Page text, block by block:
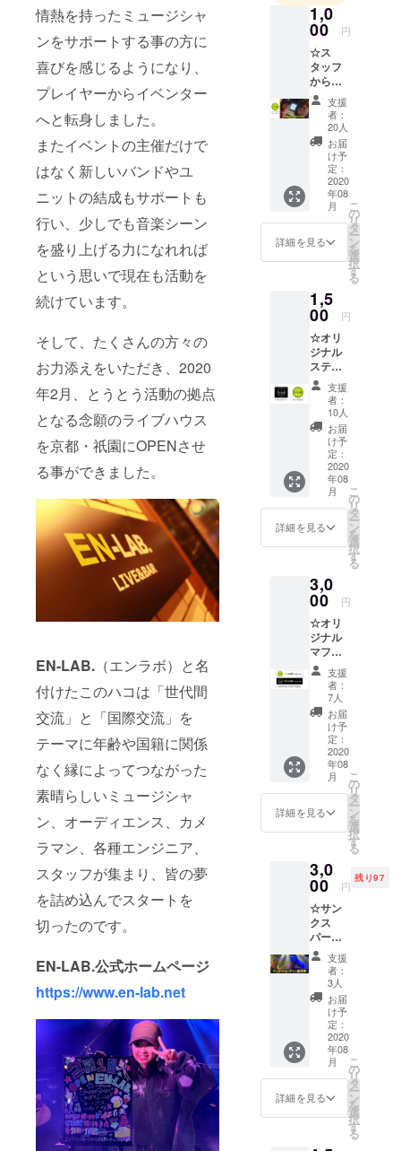
情熱を持ったミュージシャ
ンをサポートする事の方に
喜びを感じるようになり、
プレイヤーからイベンター
へと転身しました。
またイベントの主催だけで
はなく新しいバンドやユ
ニットの結成もサポートも
行い、少しでも音楽シーン
を盛り上げる力になれれば
という思いで現在も活動を
続けています。
そして、たくさんの方々の
お力添えをいただき、2020
年2月、とうとう活動の拠点
となる念願のライブハウス
を京都・祇園にOPENさせ
る事ができました。
EN-LAB. （エンラボ）と名
付けたこのハコは「世代間
交流」と「国際交流」を
テーマに年齢や国籍に関係
なく縁によってつながった
素晴らしいミュージシャ
ン、オーディエンス、カメ
ラマン、各種エンジニア、
スタッフが集まり、皆の夢
を詰め込んでスタートを
切ったのです。
EN-LAB.公式ホームページ
https://www.en-lab.net
1,0
00 円
☆ス
タッフ
からの
お礼
メッ
セージ
EN-
LAB.ス
タッフ
からの
手書き
お礼
メッ
セージ
です。
手書き
セージ
をPDF
データ
にし
て、E
メール
に添付
して送
信させ
ていた
だきま
す。
支援
者：
20人
お届
け予
定：
2020
年08
月
詳細を見る
こ
の
リ
タ
ー
ン
を
選
択
す
る
1,5
00 円
☆オリ
ジナル
ステッ
カー＆
缶バッ
ブハウ
スEN-
LAB.の
オリジ
ナルス
テッ
カー＆
缶バッ
ジの
セット
店頭で
のお渡
しか郵
送のど
ちらか
をお選
びくだ
さい。
※郵送を
ご希望
の場合
は備考
欄にご
記入を
お願い
致しま
す（送
りま
す） ※
デザイ
ンは多
少変更
になる
場合が
ありま
支援
者：
10人
お届
け予
定：
2020
年08
月
詳細を見る
こ
の
リ
タ
ー
ン
を
選
択
す
る
3,0
00 円
☆オリ
ジナル
マフ
ラータ
オル ラ
イブハ
ウスEN-
LAB.の
オリジ
ナルマ
フラー
タオル
です。
白もし
くは黒
のどち
とつと
なりま
す。 店
頭での
お渡し
か郵送
のどち
らかを
お選び
くださ
い。 ※
郵送を
ご希望
の場合
は備考
欄にご
記入を
支援
者：
7人
お届
け予
定：
2020
年08
月
詳細を見る
こ
の
リ
タ
ー
ン
を
選
択
す
る
3,0
00 円
残り97
☆サン
クス
パー
ティー
招待券
ご支援
に感謝
して開
催する
EN-
LAB.サ
ンクス
パー
ティー
の招待
券で
支援
者：
3人
お届
け予
定：
2020
年08
月
詳細を見る
こ
の
リ
タ
ー
ン
を
選
択
す
る